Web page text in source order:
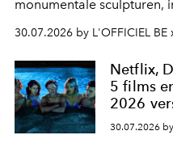
monumentale sculpturen,
fonkelend Murano-glas
een emotionele reis
oproept aan een
moment van
30.07.2026 by L'OFFICIEL
Netflix,
5 films
2026
30.07.2026